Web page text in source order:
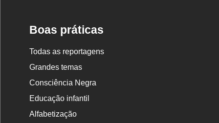
Boas práticas
Todas as reportagens
Grandes temas
Consciência Negra
Educação infantil
Alfabetização